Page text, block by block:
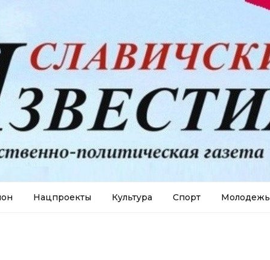
Нацпроекты Культура Спорт Молодежь